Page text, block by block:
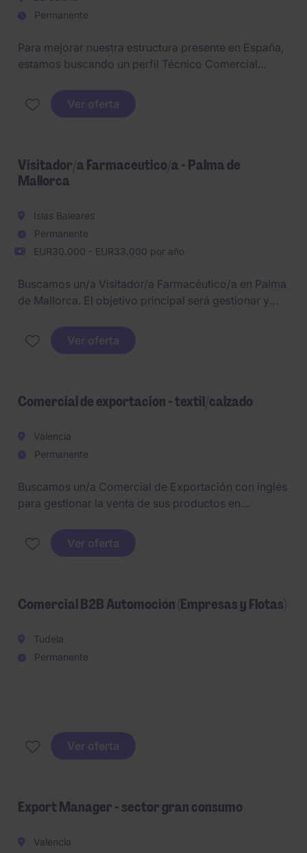
Permanente
Para mejorar nuestra estructura presente en España,
estamos buscando un perfil Técnico Comercial
la venta de productos químicos y asesoramiento
técnico; El perfil seleccionado asumirá un puesto de
Navarra, País Vasco
Ver oferta
Visitador/a Farmacéutico/a - Palma de
Mallorca
Islas Baleares
Permanente
EUR30.000 - EUR33.000 por año
Buscamos un/a Visitador/a Farmacéutico/a en Palma
de Mallorca. El objetivo principal será gestionar y
Ver oferta
Comercial de exportación - textil/calzado
Valencia
Permanente
Buscamos un/a Comercial de Exportación con inglés
para gestionar la venta de sus productos en
experiencia en ventas internacionales en sectores
como calzado y textil o similar.
Ver oferta
Comercial B2B Automoción (Empresas y Flotas)
Tudela
Permanente
negocio en el canal empresas de un grupo
empresarial del sector automoción, consolidado y en
Ver oferta
Export Manager - sector gran consumo
Valencia